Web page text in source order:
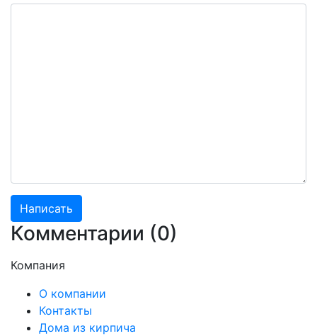
Комментарии (0)
Компания
О компании
Контакты
Дома из кирпича